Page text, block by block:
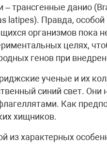
– трансгенные данио
latipes). Правда,
организмов пока
целях,
генов при
ученые и их
синий свет.
Как
хищников.
из характерных